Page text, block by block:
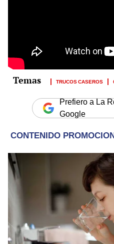
TRUCOS CASEROS
Prefiero a La
Google